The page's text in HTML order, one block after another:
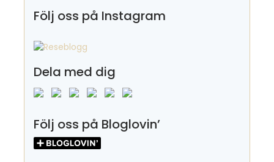
Följ oss på Instagram
Dela med dig
Följ oss på Bloglovin’